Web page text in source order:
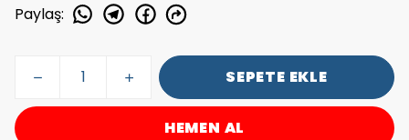
Paylaş:
SEPETE EKLE
HEMEN AL